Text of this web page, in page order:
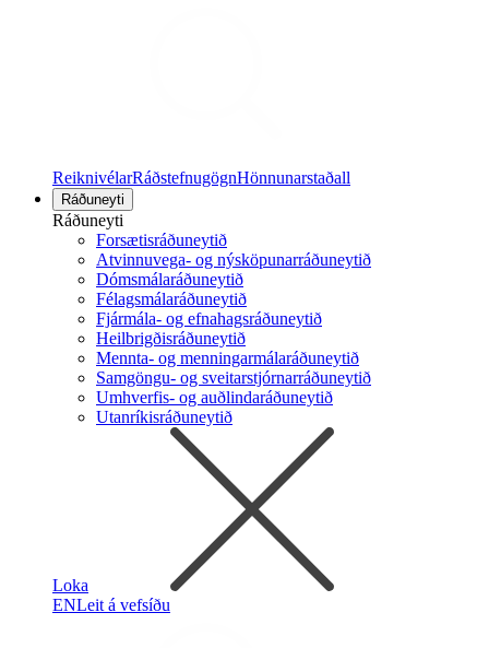
ReiknivélarRáðstefnugögnHönnunarstaðall
Ráðuneyti
Ráðuneyti
Forsætisráðuneytið
Atvinnuvega- og nýsköpunarráðuneytið
Dómsmálaráðuneytið
Félagsmálaráðuneytið
Fjármála- og efnahagsráðuneytið
Heilbrigðisráðuneytið
Mennta- og menningarmálaráðuneytið
Samgöngu- og sveitarstjórnarráðuneytið
Umhverfis- og auðlindaráðuneytið
Utanríkisráðuneytið
Loka
ENLeit á vefsíðu